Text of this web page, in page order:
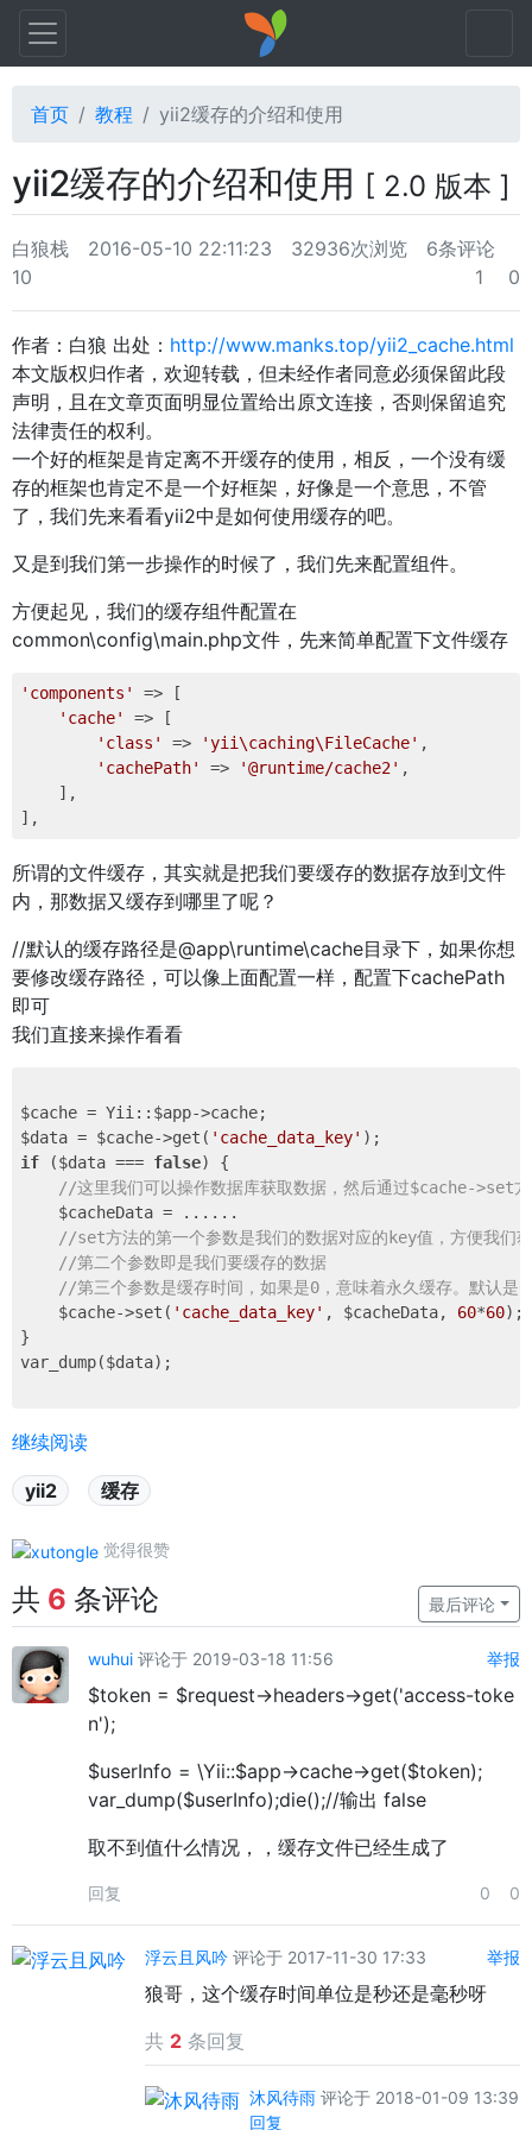
首页 教程 yii2缓存的介绍和使用
yii2缓存的介绍和使用 [ 2.0 版本 ]
白狼栈 2016-05-10 22:11:23 32936次浏览
6条评论
10
1 0
作者：白狼 出处： http://www.manks.top/yii2_cache.html
本文版权归作者，欢迎转载，但未经作者同意必须保留此段
声明，且在文章页面明显位置给出原文连接，否则保留追究
法律责任的权利。
一个好的框架是肯定离不开缓存的使用，相反，一个没有缓
存的框架也肯定不是一个好框架，好像是一个意思，不管
了，我们先来看看yii2中是如何使用缓存的吧。
又是到我们第一步操作的时候了，我们先来配置组件。
方便起见，我们的缓存组件配置在
common\config\main.php文件，先来简单配置下文件缓存
'components'
=> [
'cache'
=> [
'class'
=> 'yii\caching\FileCache' ,
'cachePath'
=> '@runtime/cache2' ,
    ],
所谓的文件缓存，其实就是把我们要缓存的数据存放到文件
内，那数据又缓存到哪里了呢？
//默认的缓存路径是@app\runtime\cache目录下，如果你想
要修改缓存路径，可以像上面配置一样，配置下cachePath
即可
我们直接来操作看看
$cache = Yii::$app->cache;
$data = $cache->get( 'cache_data_key'
if ($data === false) {
//这里我们可以操作数据库获取数据，然后通过$cache->set
    $cacheData = ......
//set方法的第一个参数是我们的数据对应的key值，方便我们
//第二个参数即是我们要缓存的数据
//第三个参数是缓存时间，如果是0，意味着永久缓存。默认是
    $cache->set(
'cache_data_key' , $cacheData, 60*60);
}
var_dump($data);
继续阅读
yii2 缓存
觉得很赞
共 6 条评论 最后评论
wuhui 评论于 2019-03-18 11:56 举报
$token = $request->headers->get('access-toke
n');
$userInfo = \Yii::$app->cache->get($token);
var_dump($userInfo);die();//输出 false
取不到值什么情况，，缓存文件已经生成了
回复 0 0
浮云且风吟 评论于 2017-11-30 17:33 举报
狼哥，这个缓存时间单位是秒还是毫秒呀
共 2 条回复
沐风待雨 评论于 2018-01-09 13:39
回复